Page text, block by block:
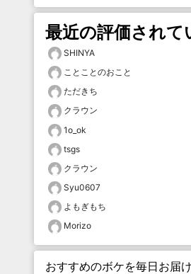
最近の評価されて
SHINYA
ことことのおこと
ただきち
クラウン
1o_ok
tsgs
クラウン
Syu0607
よもぎもち
Morizo
おすすめのボケを毎日お届け